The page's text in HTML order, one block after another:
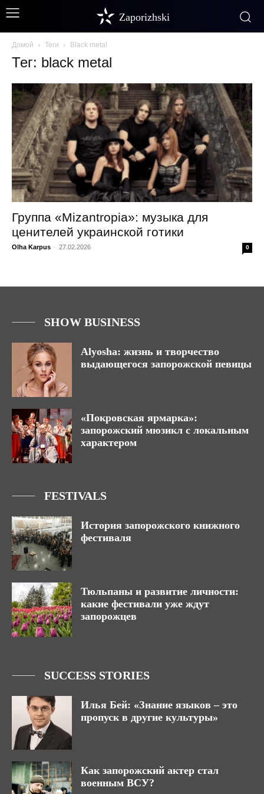
Zaporizhski
Домой Теги Black metal
Тег: black metal
Группа «Mizantropia»: музыка для
ценителей украинской готики
Olha Karpus - 27.02.2026 0
SHOW BUSINESS
Alyosha: жизнь и творчество
выдающегося запорожской певицы
«Покровская ярмарка»:
запорожский мюзикл с локальным
характером
FESTIVALS
История запорожского книжного
фестиваля
Тюльпаны и развитие личности:
какие фестивали уже ждут
запорожцев
SUCCESS STORIES
Илья Бей: «Знание языков – это
пропуск в другие культуры»
Как запорожский актер стал
военным ВСУ?